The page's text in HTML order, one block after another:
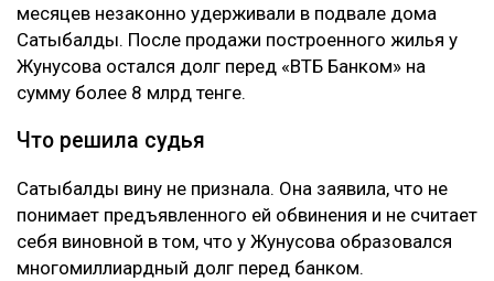
месяцев незаконно удерживали в подвале дома
Сатыбалды. После продажи построенного жилья у
Жунусова остался долг перед «ВТБ Банком» на
сумму более 8 млрд тенге.
Что решила судья
Сатыбалды вину не признала. Она заявила, что не
понимает предъявленного ей обвинения и не считает
себя виновной в том, что у Жунусова образовался
многомиллиардный долг перед банком.